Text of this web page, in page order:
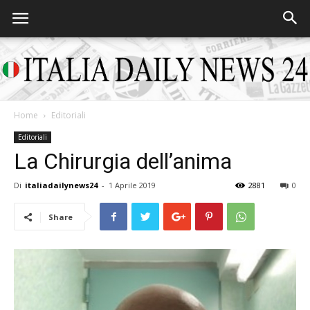
Home Editoriali
Editoriali
La Chirurgia dell’anima
Di italiadailynews24 - 1 Aprile 2019 0
2881
Share